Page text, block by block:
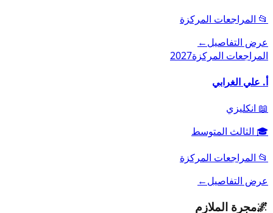
📂 المراجعات المركزة
عرض التفاصيل←
المراجعات المركزة2027
أ. علي الغرابي
📖 انكليزي
🎓 الثالث المتوسط
📂 المراجعات المركزة
عرض التفاصيل←
🌌مجرة الملازم